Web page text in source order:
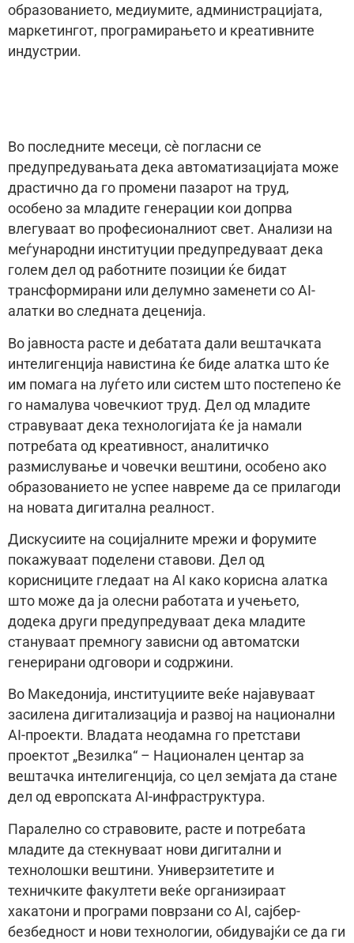
образованието, медиумите, администрацијата,
маркетингот, програмирањето и креативните
индустрии.
Во последните месеци, сè погласни се
предупредувањата дека автоматизацијата може
драстично да го промени пазарот на труд,
особено за младите генерации кои допрва
влегуваат во професионалниот свет. Анализи на
меѓународни институции предупредуваат дека
голем дел од работните позиции ќе бидат
трансформирани или делумно заменети со AI-
алатки во следната деценија.
Во јавноста расте и дебатата дали вештачката
интелигенција навистина ќе биде алатка што ќе
им помага на луѓето или систем што постепено ќе
го намалува човечкиот труд. Дел од младите
стравуваат дека технологијата ќе ја намали
потребата од креативност, аналитичко
размислување и човечки вештини, особено ако
образованието не успее навреме да се прилагоди
на новата дигитална реалност.
Дискусиите на социјалните мрежи и форумите
покажуваат поделени ставови. Дел од
корисниците гледаат на AI како корисна алатка
што може да ја олесни работата и учењето,
додека други предупредуваат дека младите
стануваат премногу зависни од автоматски
генерирани одговори и содржини.
Во Македонија, институциите веќе најавуваат
засилена дигитализација и развој на национални
AI-проекти. Владата неодамна го претстави
проектот „Везилка“ – Национален центар за
вештачка интелигенција, со цел земјата да стане
дел од европската AI-инфраструктура.
Паралелно со стравовите, расте и потребата
младите да стекнуваат нови дигитални и
технолошки вештини. Универзитетите и
техничките факултети веќе организираат
хакатони и програми поврзани со AI, сајбер-
безбедност и нови технологии, обидувајќи се да ги